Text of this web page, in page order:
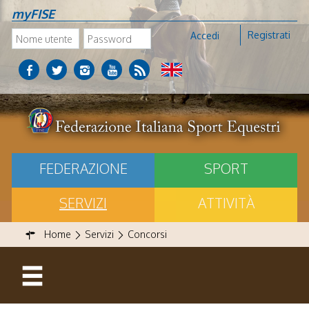
myFISE
Accedi Registrati
FEDERAZIONE
SPORT
SERVIZI
ATTIVITÀ
Home Servizi Concorsi